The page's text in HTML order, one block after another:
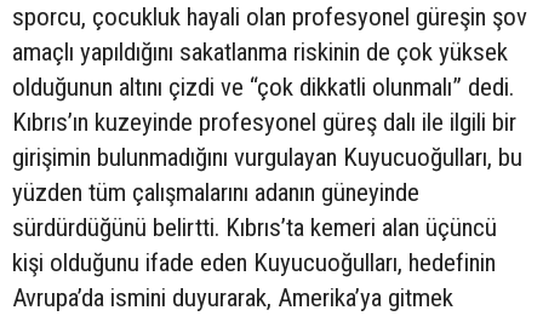
sporcu, çocukluk hayali olan profesyonel güreşin şov
amaçlı yapıldığını sakatlanma riskinin de çok yüksek
olduğunun altını çizdi ve “çok dikkatli olunmalı” dedi.
Kıbrıs’ın kuzeyinde profesyonel güreş dalı ile ilgili bir
girişimin bulunmadığını vurgulayan Kuyucuoğulları, bu
yüzden tüm çalışmalarını adanın güneyinde
sürdürdüğünü belirtti. Kıbrıs’ta kemeri alan üçüncü
kişi olduğunu ifade eden Kuyucuoğulları, hedefinin
Avrupa’da ismini duyurarak, Amerika’ya gitmek